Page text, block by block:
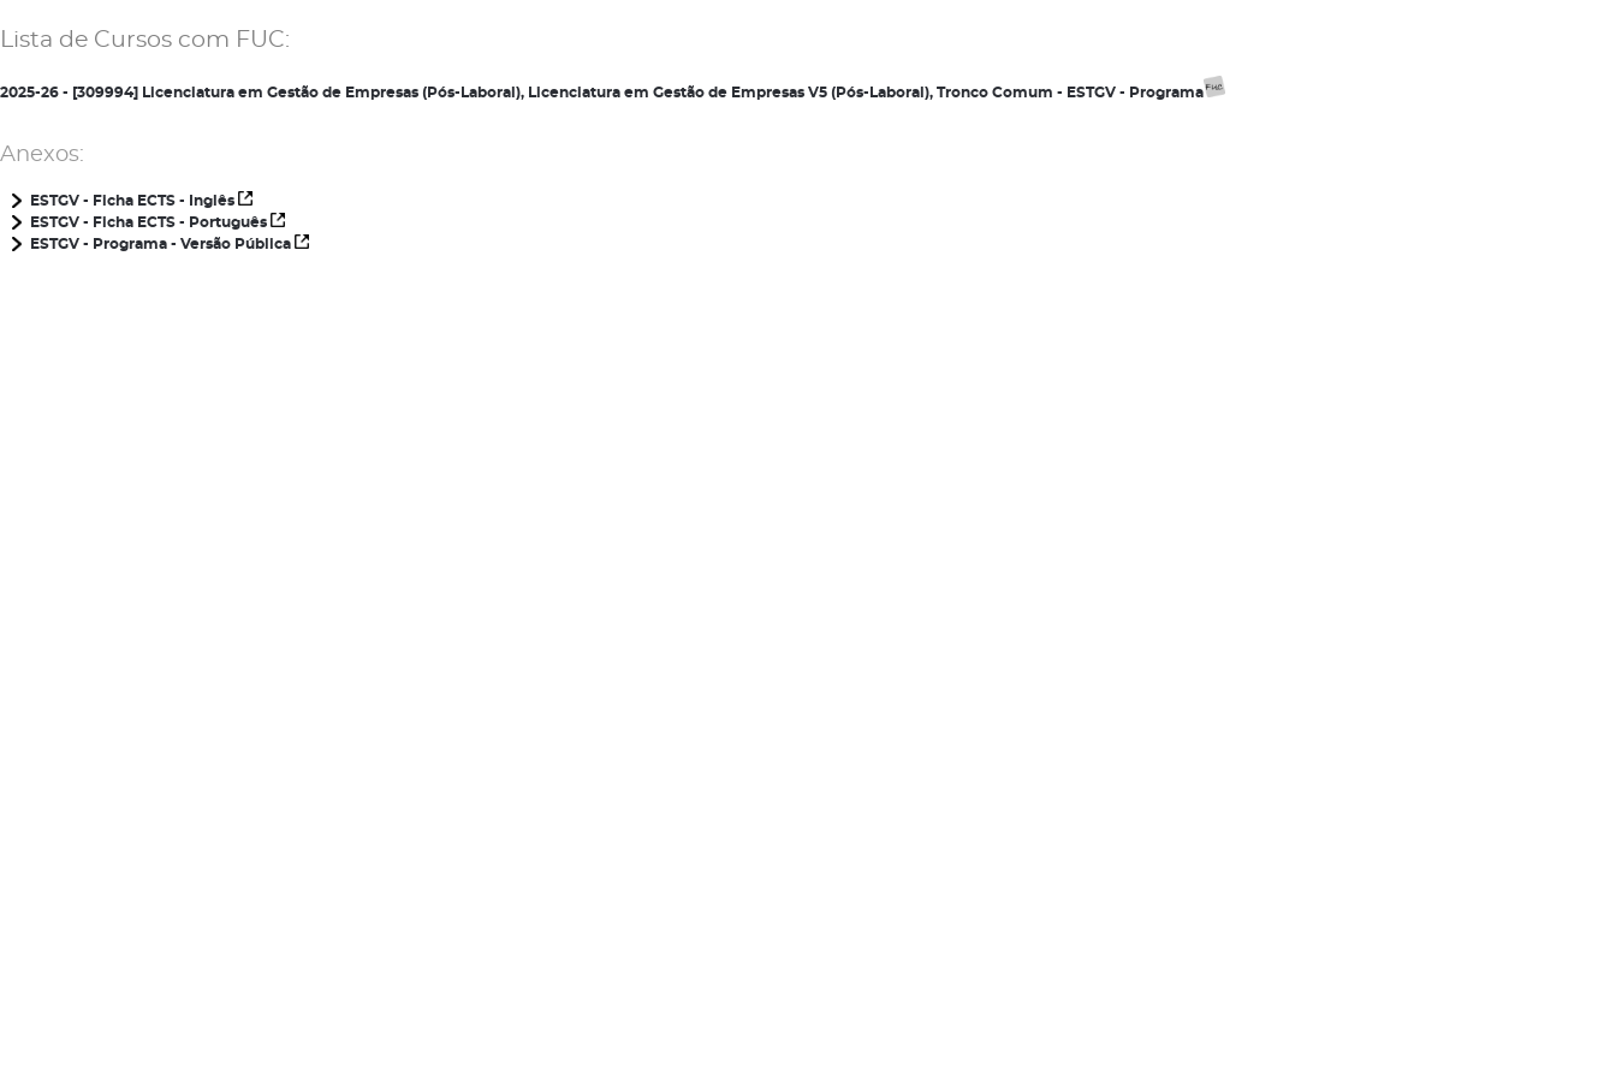
Lista de Cursos com FUC:
2025-26 - [309994] Licenciatura em Gestão de Empresas (Pós-Laboral), Licenciatura em Gestão de Empresas V5 (Pós-Laboral), Tronco Comum - ESTGV - Programa
Anexos:
ESTGV - Ficha ECTS - Inglês
ESTGV - Ficha ECTS - Português
ESTGV - Programa - Versão Pública